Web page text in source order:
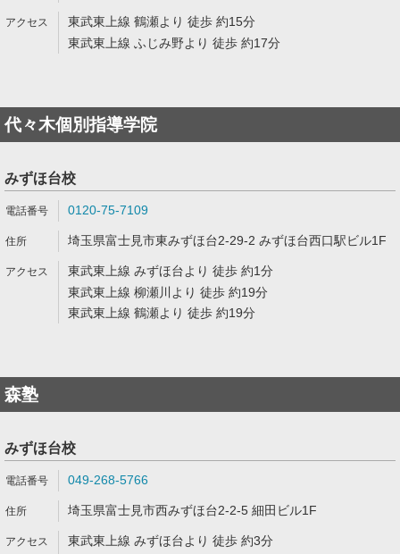
東武東上線 鶴瀬より 徒歩 約15分
東武東上線 ふじみ野より 徒歩 約17分
代々木個別指導学院
みずほ台校
0120-75-7109
埼玉県富士見市東みずほ台2-29-2 みずほ台西口駅ビル1F
東武東上線 みずほ台より 徒歩 約1分
東武東上線 柳瀬川より 徒歩 約19分
東武東上線 鶴瀬より 徒歩 約19分
森塾
みずほ台校
049-268-5766
埼玉県富士見市西みずほ台2-2-5 細田ビル1F
東武東上線 みずほ台より 徒歩 約3分